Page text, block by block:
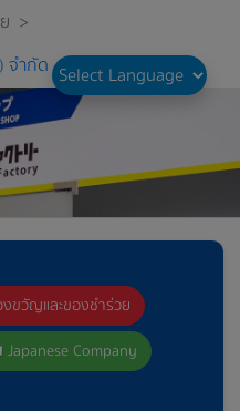
>
จำกัด
ขวัญและของชำร่วย
Japanese Company